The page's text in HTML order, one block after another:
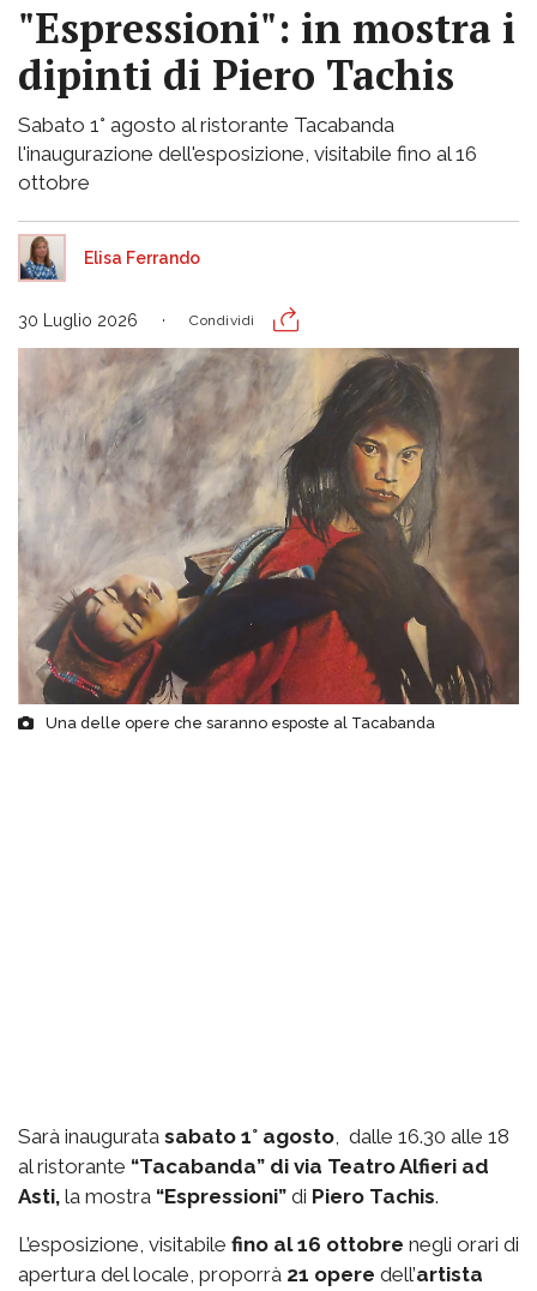
"Espressioni": in mostra i
dipinti di Piero Tachis
Sabato 1° agosto al ristorante Tacabanda
l'inaugurazione dell'esposizione, visitabile fino al 16
ottobre
Elisa Ferrando
30 Luglio 2026 Condividi
Una delle opere che saranno esposte al Tacabanda
Sarà inaugurata sabato 1° agosto, dalle 16.30 alle 18
al ristorante “Tacabanda” di via Teatro Alfieri ad
Asti, la mostra “Espressioni” di Piero Tachis.
L’esposizione, visitabile fino al 16 ottobre negli orari di
apertura del locale, proporrà 21 opere dell’artista